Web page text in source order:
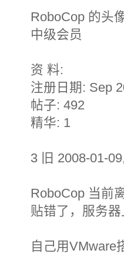
RoboCop 的头
中级会员
资 料:
注册日期: Sep
帖子: 492
精华: 1
3 旧 2008-01-
RoboCop 当前
贴错了，服务器
自己用VMware